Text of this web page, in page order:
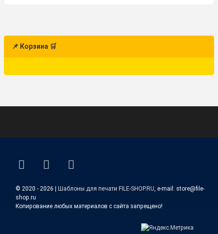
📌 Корзина 🛒
ВКонтакте
YouTube
E-mail
© 2020 - 2026 | Шаблоны для печати FILE-SHOP.RU , e-mail: store@file-
shop.ru
Копирование любых материалов с сайта запрещено!